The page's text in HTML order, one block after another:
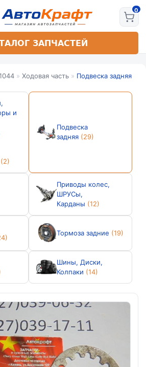
ЗАПЧАСТЕЙ
» Ходовая часть » Подвеска задняя
и
(2)
Подвеска
задняя (29)
Приводы колес,
ШРУСы,
Карданы (12)
Тормоза задние (19)
Шины, Диски,
Колпаки (14)